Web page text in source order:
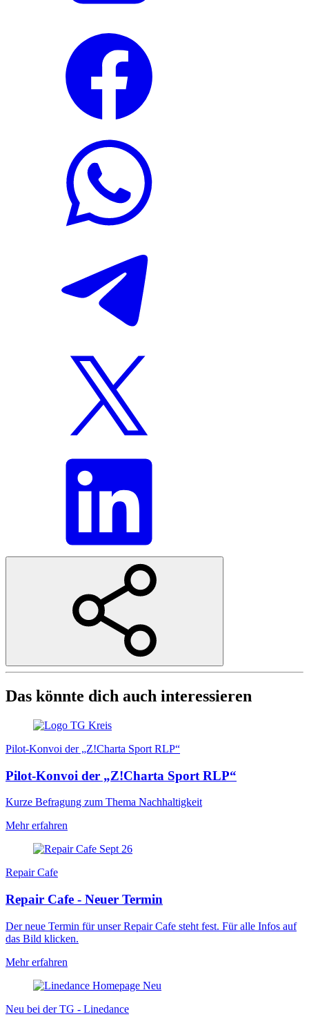
Das könnte dich auch interessieren
Pilot-Konvoi der „Z!Charta Sport RLP“
Pilot-Konvoi der „Z!Charta Sport RLP“
Kurze Befragung zum Thema Nachhaltigkeit
Mehr erfahren
Repair Cafe
Repair Cafe - Neuer Termin
Der neue Termin für unser Repair Cafe steht fest. Für alle Infos auf
das Bild klicken.
Mehr erfahren
Neu bei der TG - Linedance